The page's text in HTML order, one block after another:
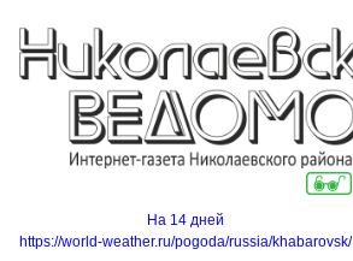
На 14 дней
https://world-weather.ru/pogoda/russia/khabarovsk/